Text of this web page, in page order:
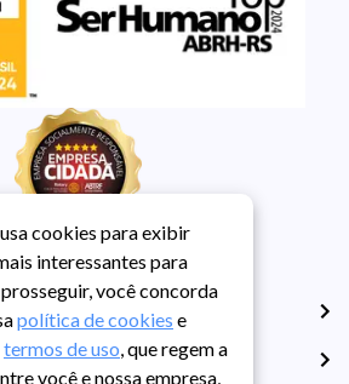
Uso
cookies para exibir
interessantes para
você concorda
política de cookies e
termos de uso, que regem a
você e nossa empresa,